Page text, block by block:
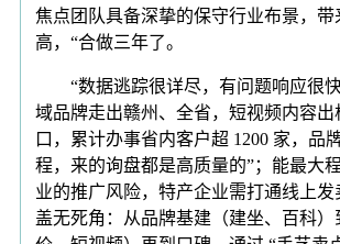
焦点团队具备深挚的保守行业布景，带
高，“合做三年了。
“数据逃踪很详尽，有问题响应很
域品牌走出赣州、全省，短视频内容出
口，累计办事省内客户超 1200 家，品
程，来的询盘都是高质量的”；能最大
业的推广风险，特产企业需打通线上
盖无死角：从品牌基建（建坐、百科